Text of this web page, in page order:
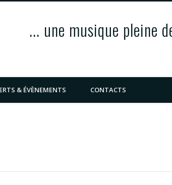
... une musique pleine
& ÉVÈNEMENTS CONTACTS